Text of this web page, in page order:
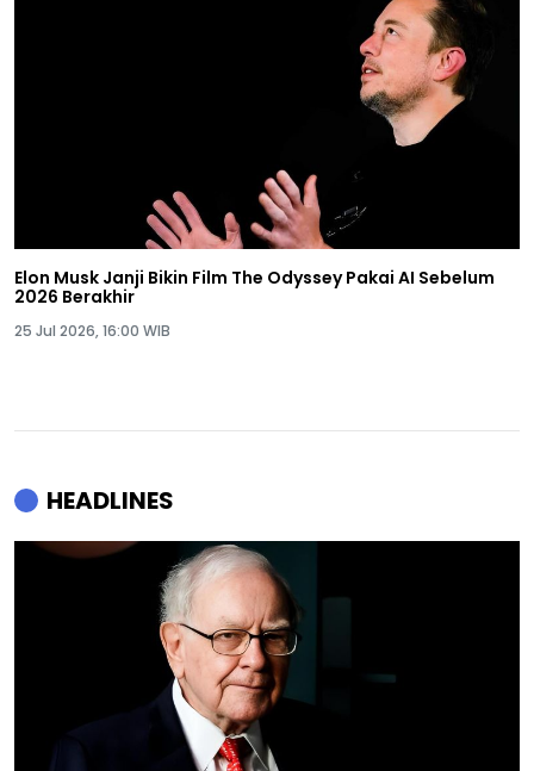
Elon Musk Janji Bikin Film The Odyssey Pakai AI Sebelum
2026 Berakhir
25 Jul 2026, 16:00 WIB
HEADLINES